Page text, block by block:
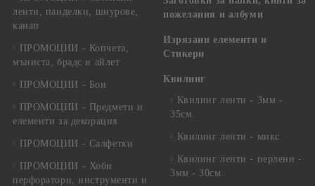
ленти, панделки, шнурове,
канап
ПРОМОЦИИ - Копчета,
мъниста, брадс и айлет
ПРОМОЦИИ - Бои
ПРОМОЦИИ - Предмети и
елементи за декорация
ПРОМОЦИИ - Салфетки
ПРОМОЦИИ - Хоби
перфоратори, инструменти и
пожелания и албуми
Изрязани елементи и
Стикери
Квилинг
Квилинг ленти - 3мм -
35см.
Квилинг ленти - микс
Квилинг ленти - перлени -
3мм - 30см.